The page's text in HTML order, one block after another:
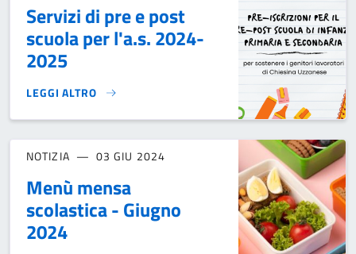
Servizi di pre e post
scuola per l'a.s. 2024-
2025
LEGGI ALTRO
SERVIZI DI PRE E POST SCUOLA PER L'A.S. 2024-2025}
NOTIZIA 03 GIU 2024
Menù mensa
scolastica - Giugno
2024